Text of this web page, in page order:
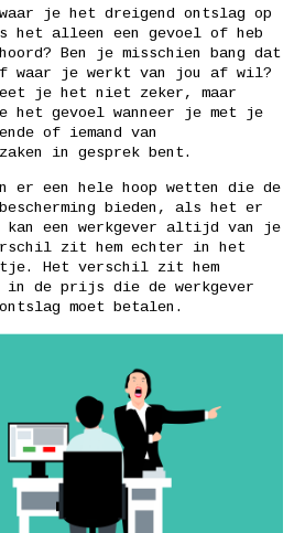
je het dreigend ontslag op
het alleen een gevoel of heb
Ben je misschien bang dat
waar je werkt van jou af wil?
je het niet zeker, maar
het gevoel wanneer je met je
of iemand van
in gesprek bent.
er een hele hoop wetten die de
bescherming bieden, als het er
kan een werkgever altijd van je
zit hem echter in het
Het verschil zit hem
de prijs die de werkgever
moet betalen.